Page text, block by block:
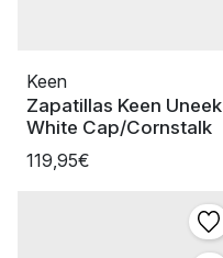
Keen
Zapatillas Keen Uneek
White Cap/Cornstalk
119,95€